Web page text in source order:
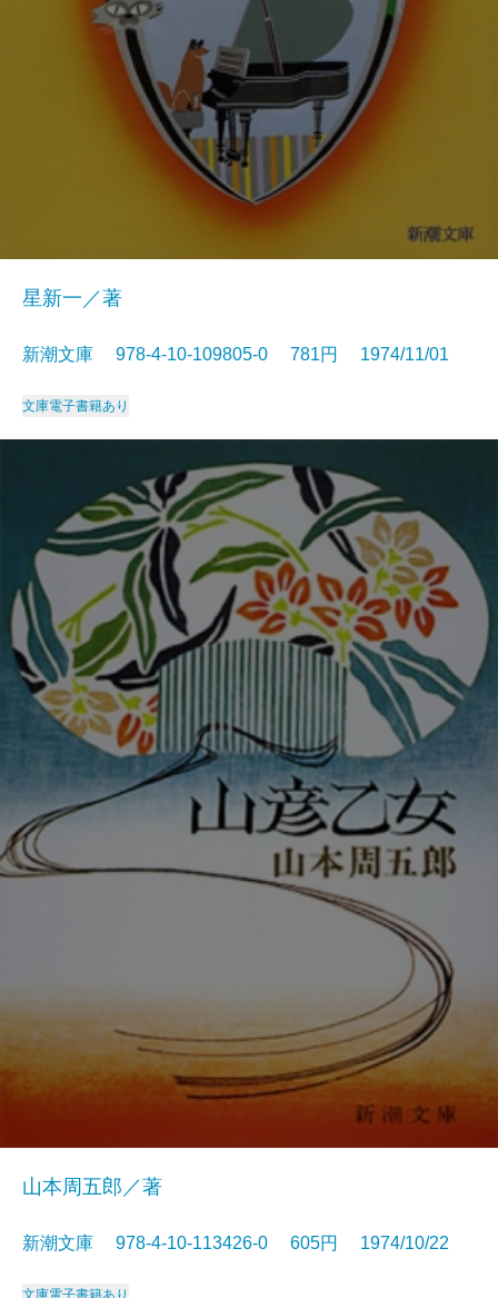
星新一／著
新潮文庫 978-4-10-109805-0 781円 1974/11/01
文庫電子書籍あり
山本周五郎／著
新潮文庫 978-4-10-113426-0 605円 1974/10/22
文庫電子書籍あり